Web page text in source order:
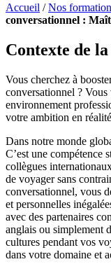
Accueil /Nos
conversationnel :
Contexte de
Vous cherchez à
conversationnel ?
environnement
votre ambition en
Dans notre monde
C’est une compétence
collègues
de voyager sans
conversationnel, vous
et personnelles
avec des partenaires
anglais ou simplement
cultures pendant vos
dans votre domaine et